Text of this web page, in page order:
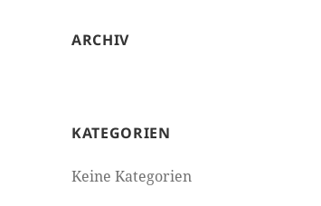
ARCHIV
KATEGORIEN
Keine Kategorien